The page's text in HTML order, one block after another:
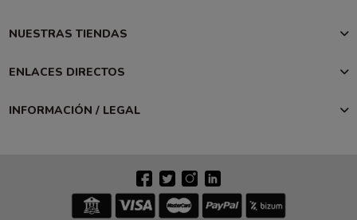
NUESTRAS TIENDAS
ENLACES DIRECTOS
INFORMACIÓN / LEGAL